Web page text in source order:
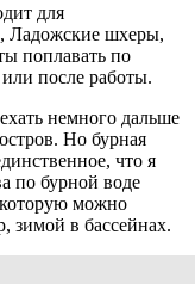
для
Ладожские шхеры,
поплавать по
после работы.
немного дальше
Но бурная
что я
по бурной воде
можно
зимой в бассейнах.